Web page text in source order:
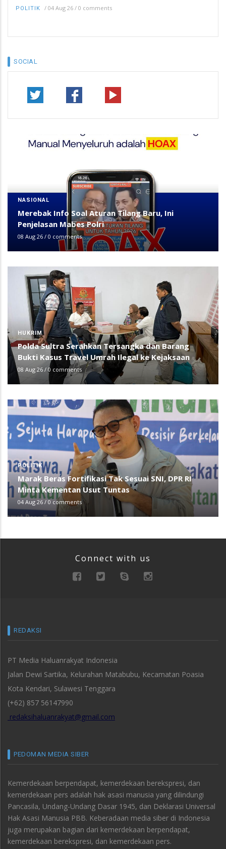
POLITIK / 04 Aug 26 / 0 comments
SOCIAL
NASIONAL
Merebak Info Soal Aturan Tilang Baru, Ini
Penjelasan Mabes Polri
08 Aug 26 / 0 comments
HUKRIM
Polda Sultra Serahkan Tersangka dan Barang
Bukti Kasus Travel Umrah Ilegal ke Kejaksaan
08 Aug 26 / 0 comments
POLITIK
Marak Beras Fortifikasi Tak Sesuai SNI, DPR RI
Minta Kementan Usut Tuntas
04 Aug 26 / 0 comments
Connect with us
REDAKSI
PT Media Haluanrakyat Indonesia
Jalan Dewi Sartika, Kelurahan Matabubu, Kecamatan Poasia
Kota Kendari, Sulawesi Tenggara
(+62) 857 56147990
redaksihaluanrakyat@gmail.com
PEDOMAN MEDIA SIBER
Kemerdekaan berpendapat, kemerdekaan berekspresi, dan
kemerdekaan pers adalah hak asasi manusia yang dilindungi
Pancasila, Undang-Undang Dasar 1945, dan Deklarasi Universal
Hak Asasi Manusia PBB. Keberadaan media siber di Indonesia
juga merupakan bagian dari kemerdekaan berpendapat,
kemerdekaan berekspresi, dan kemerdekaan pers.